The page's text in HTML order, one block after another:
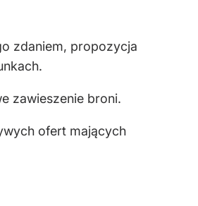
zdaniem, propozycja
zawieszenie broni.
ofert mających